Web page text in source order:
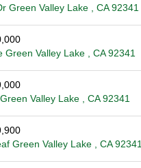
Green Valley Lake , CA 92341
Green Valley Lake , CA 92341
Valley Lake , CA 92341
Green Valley Lake , CA 92341